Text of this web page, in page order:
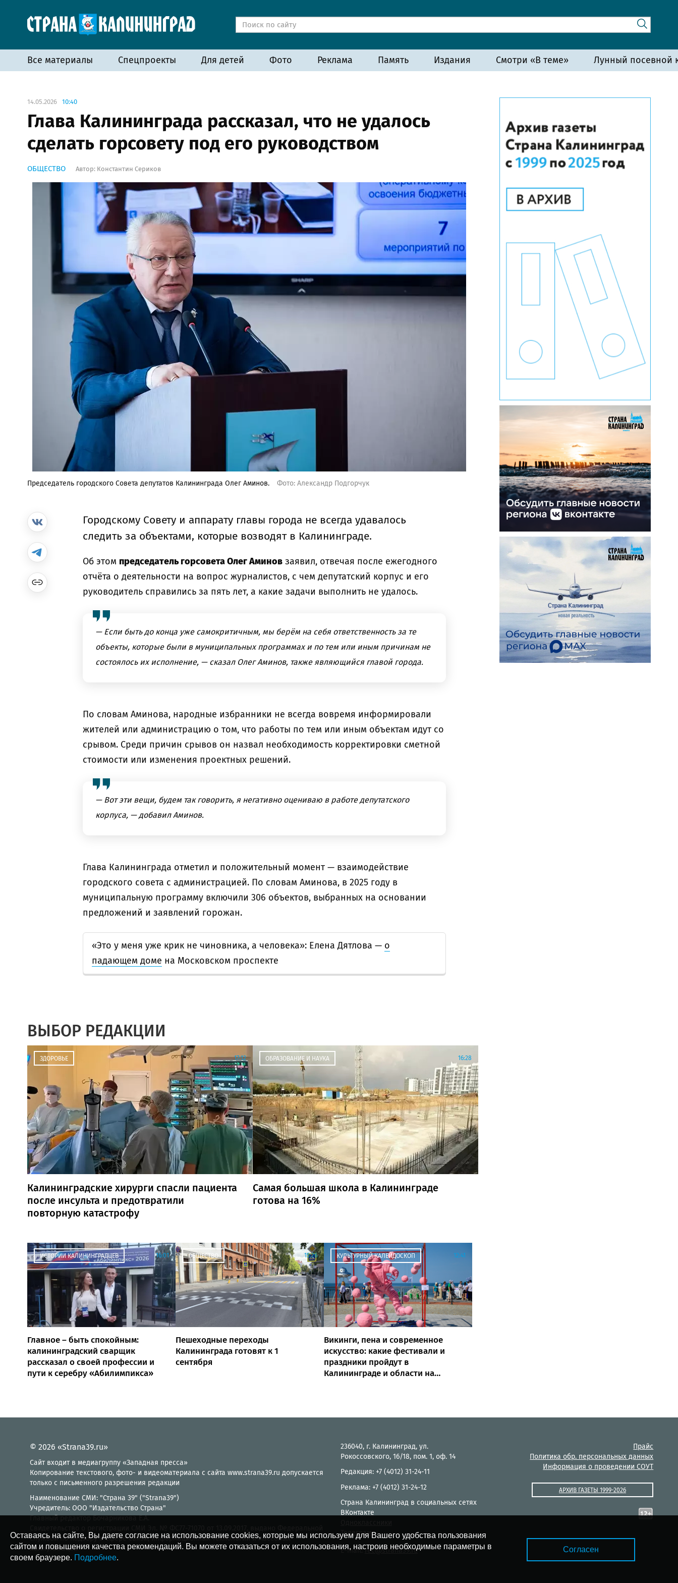
Все материалы Спецпроекты Для детей Фото Реклама Память Издания Смотри «В теме» Лунный посевной
14.05.2026 10:40
Глава Калининграда рассказал, что не удалось
сделать горсовету под его руководством
ОБЩЕСТВО Автор: Константин Сериков
Председатель городского Совета депутатов Калининграда Олег Аминов. Фото: Александр Подгорчук
Городскому Совету и аппарату главы города не всегда удавалось
следить за объектами, которые возводят в Калининграде.
Об этом председатель горсовета Олег Аминов заявил, отвечая после ежегодного
отчёта о деятельности на вопрос журналистов, с чем депутатский корпус и его
руководитель справились за пять лет, а какие задачи выполнить не удалось.
— Если быть до конца уже самокритичным, мы берём на себя ответственность за те
объекты, которые были в муниципальных программах и по тем или иным причинам не
состоялось их исполнение, — сказал Олег Аминов, также являющийся главой города.
По словам Аминова, народные избранники не всегда вовремя информировали
жителей или администрацию о том, что работы по тем или иным объектам идут со
срывом. Среди причин срывов он назвал необходимость корректировки сметной
стоимости или изменения проектных решений.
— Вот эти вещи, будем так говорить, я негативно оцениваю в работе депутатского
корпуса, — добавил Аминов.
Глава Калининграда отметил и положительный момент — взаимодействие
городского совета с администрацией. По словам Аминова, в 2025 году в
муниципальную программу включили 306 объектов, выбранных на основании
предложений и заявлений горожан.
«Это у меня уже крик не чиновника, а человека»: Елена Дятлова — о
падающем доме на Московском проспекте
ВЫБОР РЕДАКЦИИ
ЗДОРОВЬЕ 17:12
Калининградские хирурги спасли пациента
после инсульта и предотвратили
повторную катастрофу
ОБРАЗОВАНИЕ И НАУКА 16:28
Самая большая школа в Калининграде
готова на 16%
ИСТОРИИ КАЛИНИНГРАДЦЕВ 16:01
Главное – быть спокойным:
калининградский сварщик
рассказал о своей профессии и
пути к серебру «Абилимпикса»
ОБЩЕСТВО 15:26
Пешеходные переходы
Калининграда готовят к 1
сентября
КУЛЬТУРНЫЙ КАЛЕЙДОСКОП 12:41
Викинги, пена и современное
искусство: какие фестивали и
праздники пройдут в
Калининграде и области на
© 2026 «Strana39.ru»
Сайт входит в медиагруппу «Западная пресса»
Копирование текстового, фото- и видеоматериала с сайта www.strana39.ru допускается
только с письменного разрешения редакции
Наименование СМИ: "Страна 39" ("Strana39")
Учредитель: ООО "Издательство Страна"
Главный редактор Бочарникова Е.А.
службой по надзору в сфере связи, информационных технологий и массовых
коммуникаций
236040, г. Калининград, ул.
Рокоссовского, 16/18, пом. 1, оф. 14
Редакция: +7 (4012) 31-24-11
Реклама: +7 (4012) 31-24-12
Страна Калининград в социальных сетях
ВКонтакте
Телеграм
E-mail:rec@strana39.ru
Оставаясь на сайте, Вы даете согласие на использование cookies, которые мы используем для Вашего удобства пользования
сайтом и повышения качества рекомендаций. Вы можете отказаться от их использования, настроив необходимые параметры в
своем браузере. Подробнее.
Согласен
Прайс
Политика обр. персональных данных
Информация о проведении СОУТ
АРХИВ ГАЗЕТЫ 1999-2026